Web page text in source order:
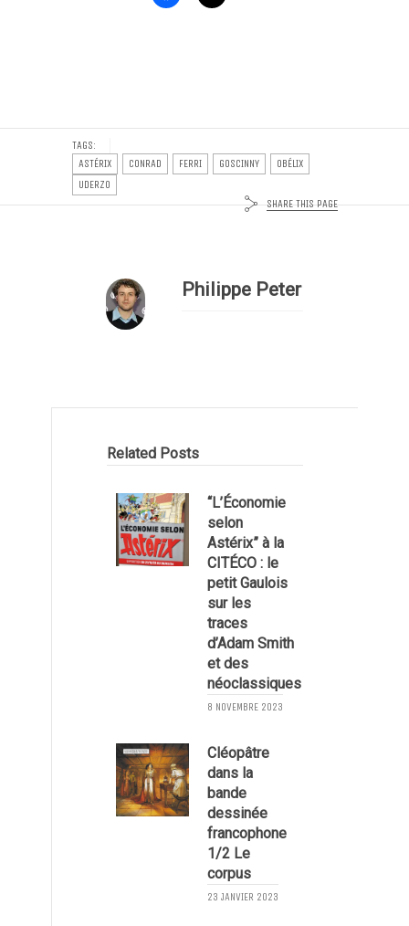
TAGS:
ASTÉRIX
CONRAD FERRI GOSCINNY
OBÉLIX
UDERZO
SHARE THIS PAGE
Philippe Peter
Related Posts
“L’Économie
selon
Astérix” à la
CITÉCO : le
petit Gaulois
sur les
traces
d’Adam Smith
et des
néoclassiques
8 NOVEMBRE 2023
Cléopâtre
dans la
bande
dessinée
francophone
1/2 Le
corpus
23 JANVIER 2023